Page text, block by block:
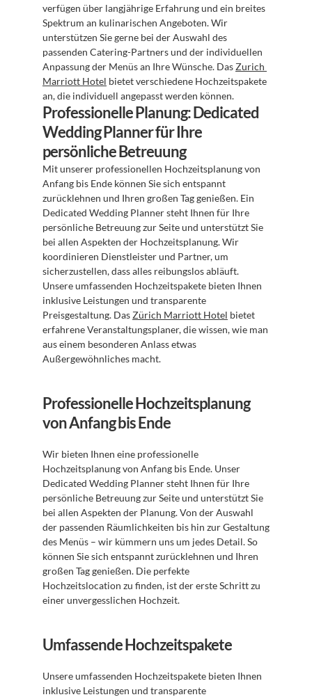
verfügen über langjährige Erfahrung und ein breites
Spektrum an kulinarischen Angeboten. Wir
unterstützen Sie gerne bei der Auswahl des
passenden Catering-Partners und der individuellen
Anpassung der Menüs an Ihre Wünsche. Das Zurich
Marriott Hotel bietet verschiedene Hochzeitspakete
an, die individuell angepasst werden können.
Professionelle Planung: Dedicated
Wedding Planner für Ihre
persönliche Betreuung
Mit unserer professionellen Hochzeitsplanung von
Anfang bis Ende können Sie sich entspannt
zurücklehnen und Ihren großen Tag genießen. Ein
Dedicated Wedding Planner steht Ihnen für Ihre
persönliche Betreuung zur Seite und unterstützt Sie
bei allen Aspekten der Hochzeitsplanung. Wir
koordinieren Dienstleister und Partner, um
sicherzustellen, dass alles reibungslos abläuft.
Unsere umfassenden Hochzeitspakete bieten Ihnen
inklusive Leistungen und transparente
Preisgestaltung. Das Zürich Marriott Hotel bietet
erfahrene Veranstaltungsplaner, die wissen, wie man
aus einem besonderen Anlass etwas
Außergewöhnliches macht.
Professionelle Hochzeitsplanung
von Anfang bis Ende
Wir bieten Ihnen eine professionelle
Hochzeitsplanung von Anfang bis Ende. Unser
Dedicated Wedding Planner steht Ihnen für Ihre
persönliche Betreuung zur Seite und unterstützt Sie
bei allen Aspekten der Planung. Von der Auswahl
der passenden Räumlichkeiten bis hin zur Gestaltung
des Menüs – wir kümmern uns um jedes Detail. So
können Sie sich entspannt zurücklehnen und Ihren
großen Tag genießen. Die perfekte
Hochzeitslocation zu finden, ist der erste Schritt zu
einer unvergesslichen Hochzeit.
Umfassende Hochzeitspakete
Unsere umfassenden Hochzeitspakete bieten Ihnen
inklusive Leistungen und transparente